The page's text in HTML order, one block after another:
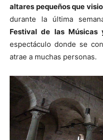
altares pequeños que
durante la última
Festival de las
espectáculo donde se
atrae a muchas personas.